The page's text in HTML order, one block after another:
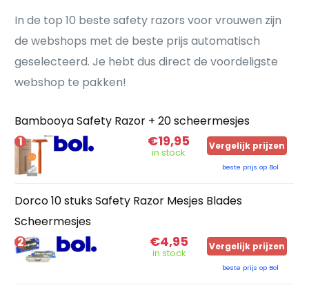
In de top 10 beste safety razors voor vrouwen zijn
de webshops met de beste prijs automatisch
geselecteerd. Je hebt dus direct de voordeligste
webshop te pakken!
Bambooya Safety Razor + 20 scheermesjes
1 €19,95
in stock
Vergelijk prijzen
beste prijs op Bol
Dorco 10 stuks Safety Razor Mesjes Blades
Scheermesjes
2 €4,95
in stock
Vergelijk prijzen
beste prijs op Bol